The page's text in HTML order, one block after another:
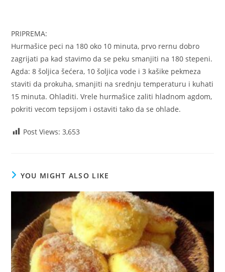
PRIPREMA:
Hurmašice peci na 180 oko 10 minuta, prvo rernu dobro
zagrijati pa kad stavimo da se peku smanjiti na 180 stepeni.
Agda: 8 šoljica šećera, 10 šoljica vode i 3 kašike pekmeza
staviti da prokuha, smanjiti na srednju temperaturu i kuhati
15 minuta. Ohladiti. Vrele hurmašice zaliti hladnom agdom,
pokriti vecom tepsijom i ostaviti tako da se ohlade.
Post Views: 3,653
YOU MIGHT ALSO LIKE